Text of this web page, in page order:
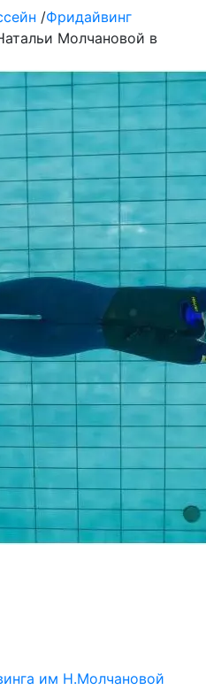
/Фридайвинг
Молчановой в
им Н.Молчановой